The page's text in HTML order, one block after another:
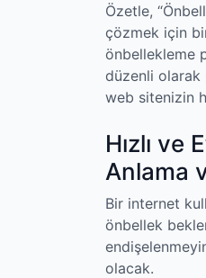
Özetle,
çözmek için
önbellekleme
düzenli olarak
web sitenizin
Hızlı ve
Anlama
Bir internet
önbellek
olacak.